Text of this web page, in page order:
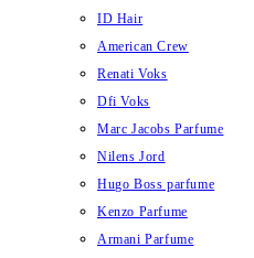
ID Hair
American Crew
Renati Voks
Dfi Voks
Marc Jacobs Parfume
Nilens Jord
Hugo Boss parfume
Kenzo Parfume
Armani Parfume